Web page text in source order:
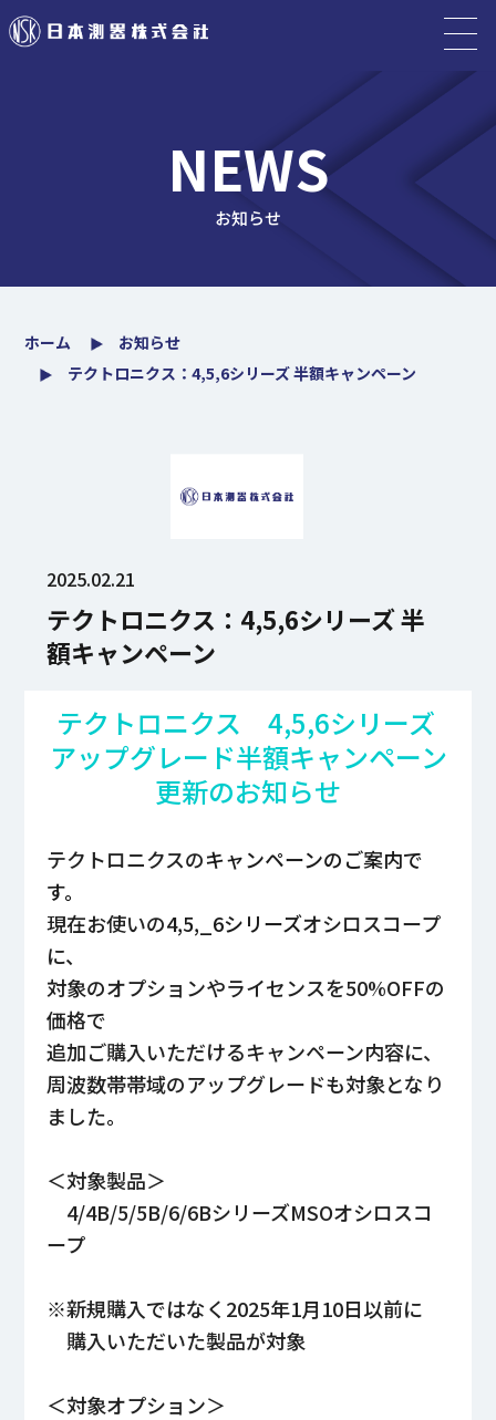
NEWS
お知らせ
ホーム
お知らせ
テクトロニクス：4,5,6シリーズ 半額キャンペーン
2025.02.21
テクトロニクス：4,5,6シリーズ 半
額キャンペーン
テクトロニクス 4,5,6シリーズ
アップグレード半額キャンペーン
更新のお知らせ
テクトロニクスのキャンペーンのご案内で
す。
現在お使いの4,5,_6シリーズオシロスコープ
に、
対象のオプションやライセンスを50%OFFの
価格で
追加ご購入いただけるキャンペーン内容に、
周波数帯帯域のアップグレードも対象となり
ました。
＜対象製品＞
4/4B/5/5B/6/6BシリーズMSOオシロスコ
ープ
※新規購入ではなく2025年1月10日以前に
購入いただいた製品が対象
＜対象オプション＞